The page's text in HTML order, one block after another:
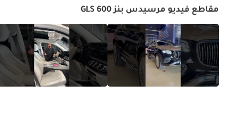
مقاطع فيديو مرسيدس بنز GLS 600